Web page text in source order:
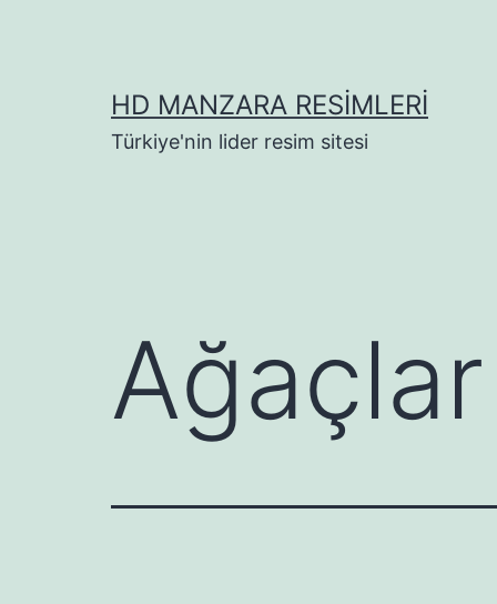
HD MANZARA RESIMLERI
Türkiye'nin lider resim sitesi
Ağaçlar